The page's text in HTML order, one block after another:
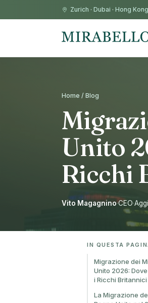
Zurich · Dubai · Hong
Home / Blog
Unito
Ricchi
Vito Magagnino·CEO·
IN QUESTA
Migrazione dei
Unito 2026:
i Ricchi
La Migrazione